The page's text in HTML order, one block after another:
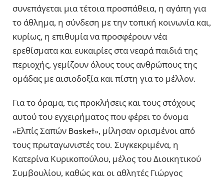
συνεπάγεται μια τέτοια προσπάθεια, η αγάπη για
το άθλημα, η σύνδεση με την τοπική κοινωνία και,
κυρίως, η επιθυμία να προσφέρουν νέα
ερεθίσματα και ευκαιρίες στα νεαρά παιδιά της
περιοχής, γεμίζουν όλους τους ανθρώπους της
ομάδας με αισιοδοξία και πίστη για το μέλλον.
Για το όραμα, τις προκλήσεις και τους στόχους
αυτού του εγχειρήματος που φέρει το όνομα
«Ελπίς Σαπών Basket», μίλησαν ορισμένοι από
τους πρωταγωνιστές του. Συγκεκριμένα, η
Κατερίνα Κυρικοπούλου, μέλος του Διοικητικού
Συμβουλίου, καθώς και οι αθλητές Γιώργος